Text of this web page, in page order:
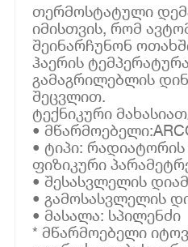
თერმოსტატული
იმისთვის, რომ
შეინარჩუნონ
ჰაერის
გამაგრილებლის
შეცვლით.
ტექნიკური
•
• ტიპი:
ფიზიკური
• შესასვლელის
• გამოსასვლელის
• მასალა: სპილენძი
* მწარმოებელი